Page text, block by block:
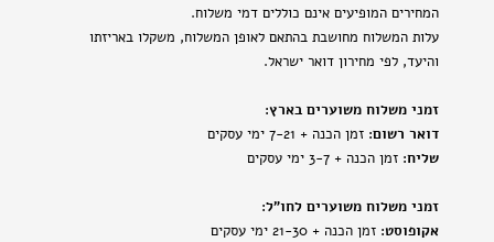
המחירים המופיעים אינם כוללים דמי משלוח.
עלות המשלוח מחושבת בהתאם לאופן המשלוח, משקלו באריזתו
והיעד, לפי מחירון דואר ישראל.
זמני משלוח משוערים בארץ:
דואר רשום: זמן הכנה + 7-21 ימי עסקים
שליח: זמן הכנה + 3-7 ימי עסקים
זמני משלוח משוערים לחו"ל:
אקופוסט: זמן הכנה + 21-30 ימי עסקים